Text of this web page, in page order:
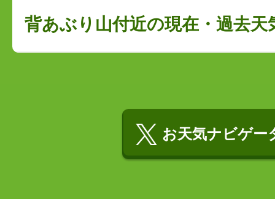
背あぶり山付近の現在・過去天
お天気ナビゲー